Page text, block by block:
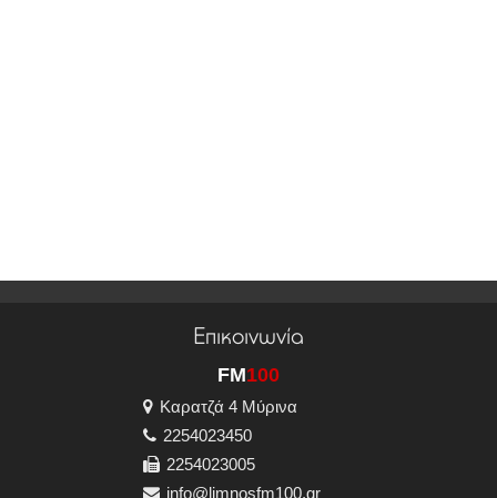
Επικοινωνία
FM100
Καρατζά 4 Μύρινα
2254023450
2254023005
info@limnosfm100.gr